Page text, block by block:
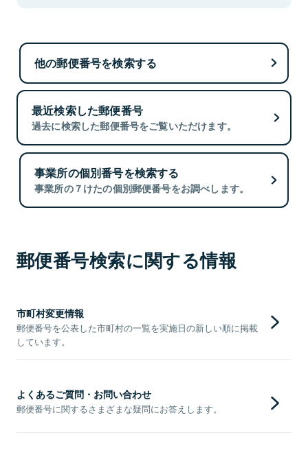
他の郵便番号を検索する
最近検索した郵便番号
過去に検索した郵便番号をご覧いただけます。
事業所の個別番号を検索する
事業所の７けたの個別郵便番号をお調べします。
郵便番号検索に関する情報
市町村変更情報
郵便番号を公表した市町村の一覧を実施日の新しい順に掲載
しています。
よくあるご質問・お問い合わせ
郵便番号に関するさまざまな疑問にお答えします。